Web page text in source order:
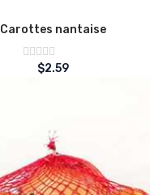
Carottes nantaise
Note
sur
$2.59